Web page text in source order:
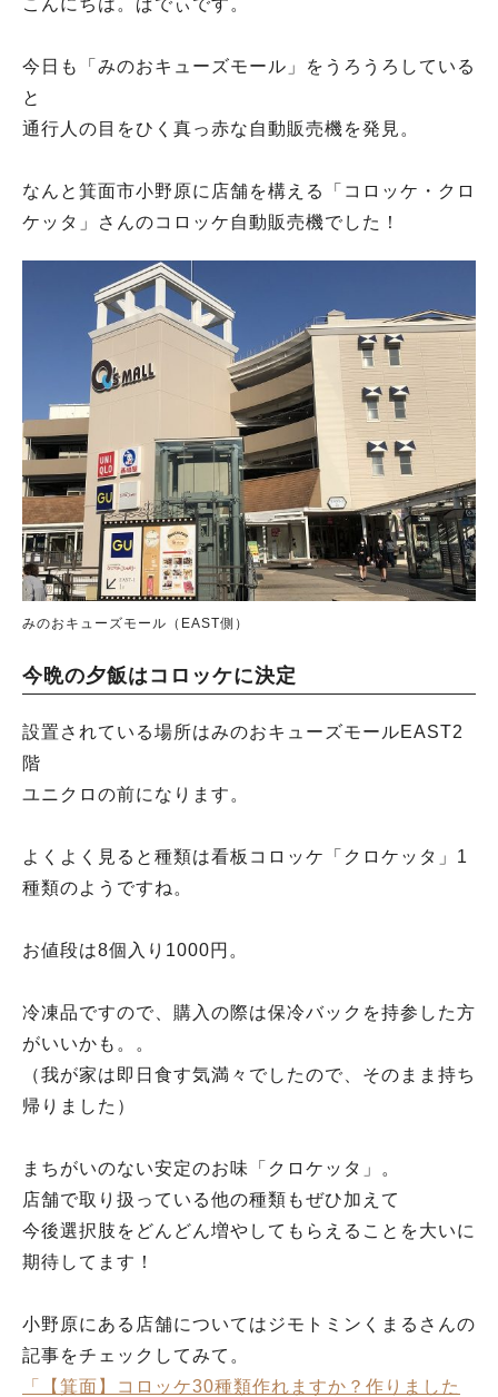
こんにちは。ぱでぃです。
今日も「みのおキューズモール」をうろうろしている
と
通行人の目をひく真っ赤な自動販売機を発見。
なんと箕面市小野原に店舗を構える「コロッケ・クロ
ケッタ」さんのコロッケ自動販売機でした！
みのおキューズモール（EAST側）
今晩の夕飯はコロッケに決定
設置されている場所はみのおキューズモールEAST2
階
ユニクロの前になります。
よくよく見ると種類は看板コロッケ「クロケッタ」1
種類のようですね。
お値段は8個入り1000円。
冷凍品ですので、購入の際は保冷バックを持参した方
がいいかも。。
（我が家は即日食す気満々でしたので、そのまま持ち
帰りました）
まちがいのない安定のお味「クロケッタ」。
店舗で取り扱っている他の種類もぜひ加えて
今後選択肢をどんどん増やしてもらえることを大いに
期待してます！
小野原にある店舗についてはジモトミンくまるさんの
記事をチェックしてみて。
「【箕面】コロッケ30種類作れますか？作りました